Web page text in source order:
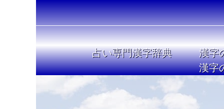
占い専門漢字辞典
漢字
漢字